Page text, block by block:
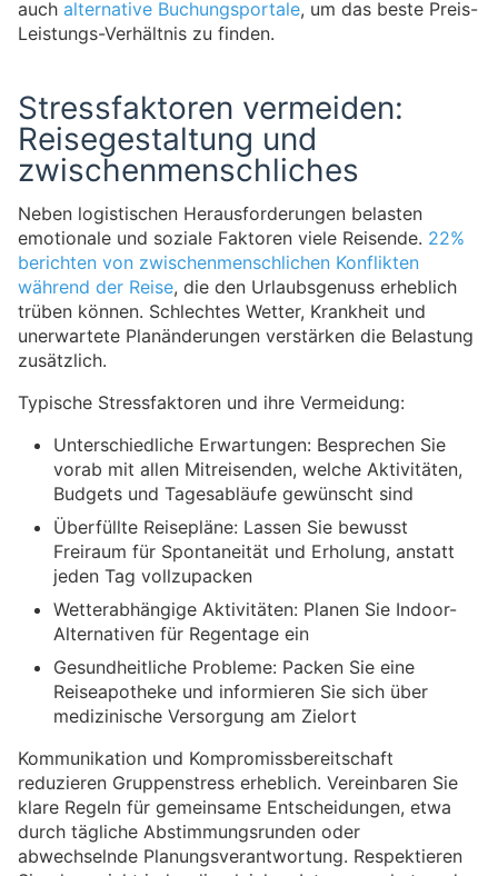
auch alternative Buchungsportale, um das beste Preis-
Leistungs-Verhältnis zu finden.
Stressfaktoren vermeiden:
Reisegestaltung und
zwischenmenschliches
Neben logistischen Herausforderungen belasten
emotionale und soziale Faktoren viele Reisende. 22%
berichten von zwischenmenschlichen Konflikten
während der Reise, die den Urlaubsgenuss erheblich
trüben können. Schlechtes Wetter, Krankheit und
unerwartete Planänderungen verstärken die Belastung
zusätzlich.
Typische Stressfaktoren und ihre Vermeidung:
Unterschiedliche Erwartungen: Besprechen Sie
vorab mit allen Mitreisenden, welche Aktivitäten,
Budgets und Tagesabläufe gewünscht sind
Überfüllte Reisepläne: Lassen Sie bewusst
Freiraum für Spontaneität und Erholung, anstatt
jeden Tag vollzupacken
Wetterabhängige Aktivitäten: Planen Sie Indoor-
Alternativen für Regentage ein
Gesundheitliche Probleme: Packen Sie eine
Reiseapotheke und informieren Sie sich über
medizinische Versorgung am Zielort
Kommunikation und Kompromissbereitschaft
reduzieren Gruppenstress erheblich. Vereinbaren Sie
klare Regeln für gemeinsame Entscheidungen, etwa
durch tägliche Abstimmungsrunden oder
abwechselnde Planungsverantwortung. Respektieren